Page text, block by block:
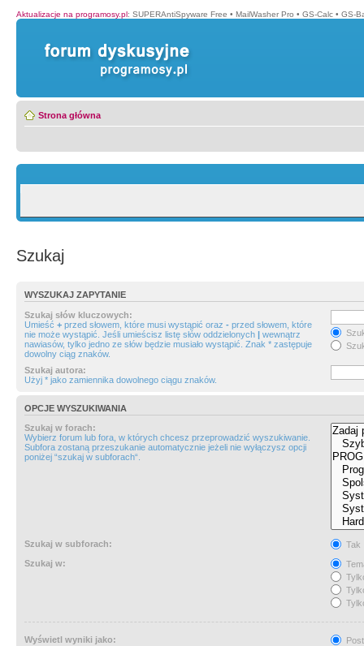
Aktualizacje na programosy.pl: SUPERAntiSpyware Free • MailWasher Pro • GS-Calc • GS-
Strona główna
Szukaj
WYSZUKAJ ZAPYTANIE
Szukaj słów kluczowych:
Umieść + przed słowem, które musi wystąpić oraz - przed słowem, które
nie może wystąpić. Jeśli umieścisz listę słów oddzielonych | wewnątrz
nawiasów, tylko jedno ze słów będzie musiało wystąpić. Znak * zastępuje
dowolny ciąg znaków.
Szukaj autora:
Użyj * jako zamiennika dowolnego ciągu znaków.
OPCJE WYSZUKIWANIA
Szukaj w forach:
Wybierz forum lub fora, w których chcesz przeprowadzić wyszukiwanie.
Subfora zostaną przeszukanie automatycznie jeżeli nie wyłączysz opcji
poniżej “szukaj w subforach“.
Szukaj w subforach:
Tak
Szukaj w:
Wyświetl wyniki jako: